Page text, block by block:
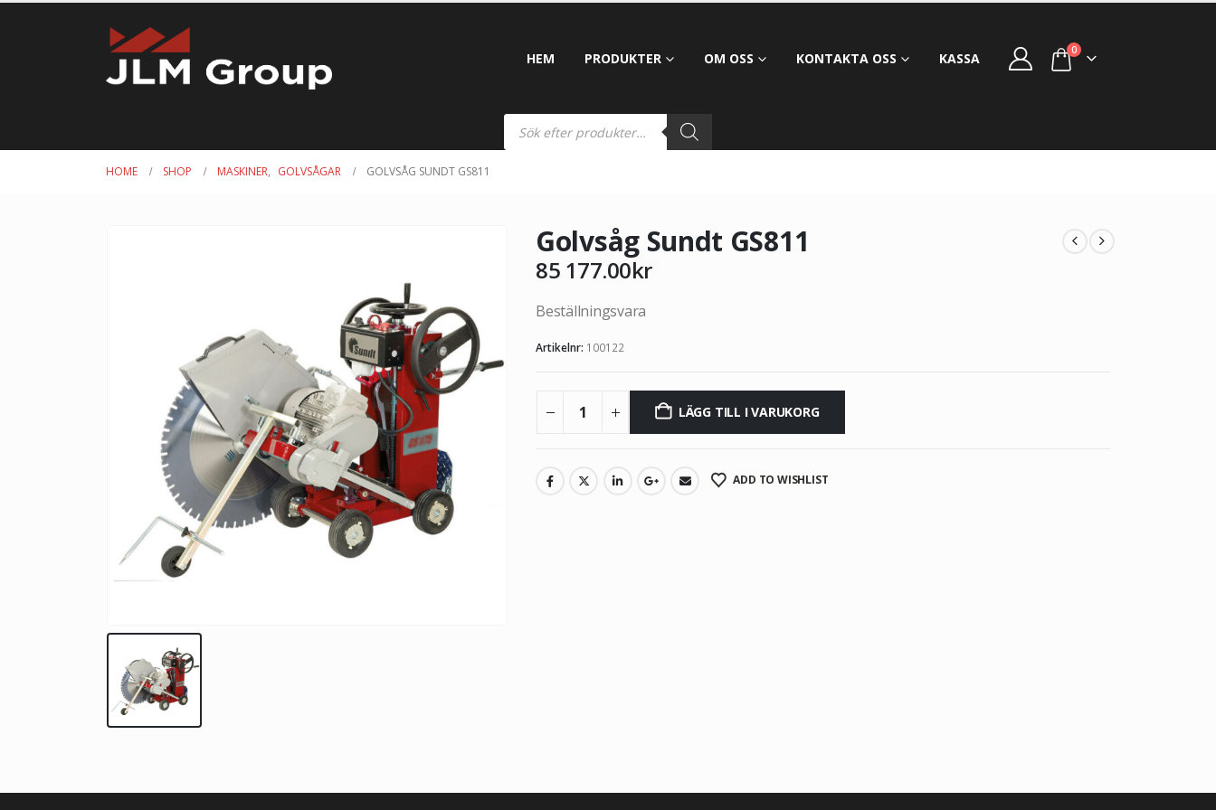
HEM PRODUKTER OM OSS KONTAKTA OSS KASSA 0
HOME SHOP MASKINER, GOLVSÅGAR GOLVSÅG SUNDT GS811
Golvsåg Sundt GS811
85 177.00kr
Beställningsvara
Artikelnr: 100122
LÄGG TILL I VARUKORG
ADD TO WISHLIST